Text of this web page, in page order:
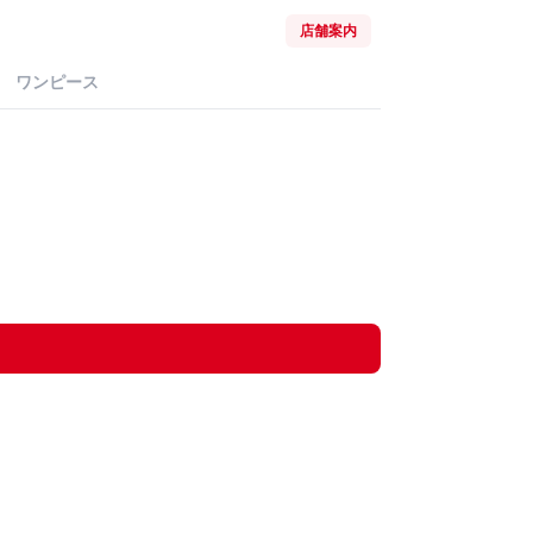
店舗案内
ワンピース